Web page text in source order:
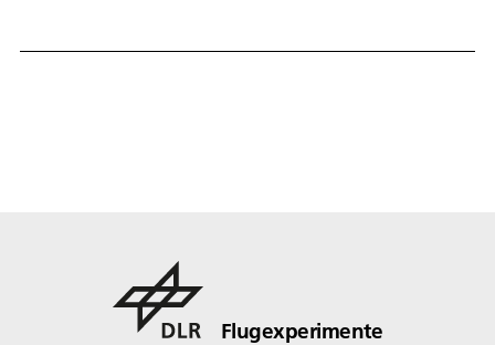
Flugexperimente